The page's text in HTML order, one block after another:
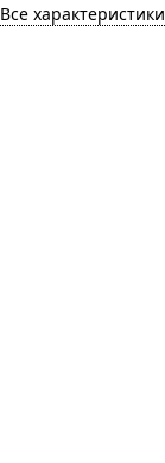
Все характеристики